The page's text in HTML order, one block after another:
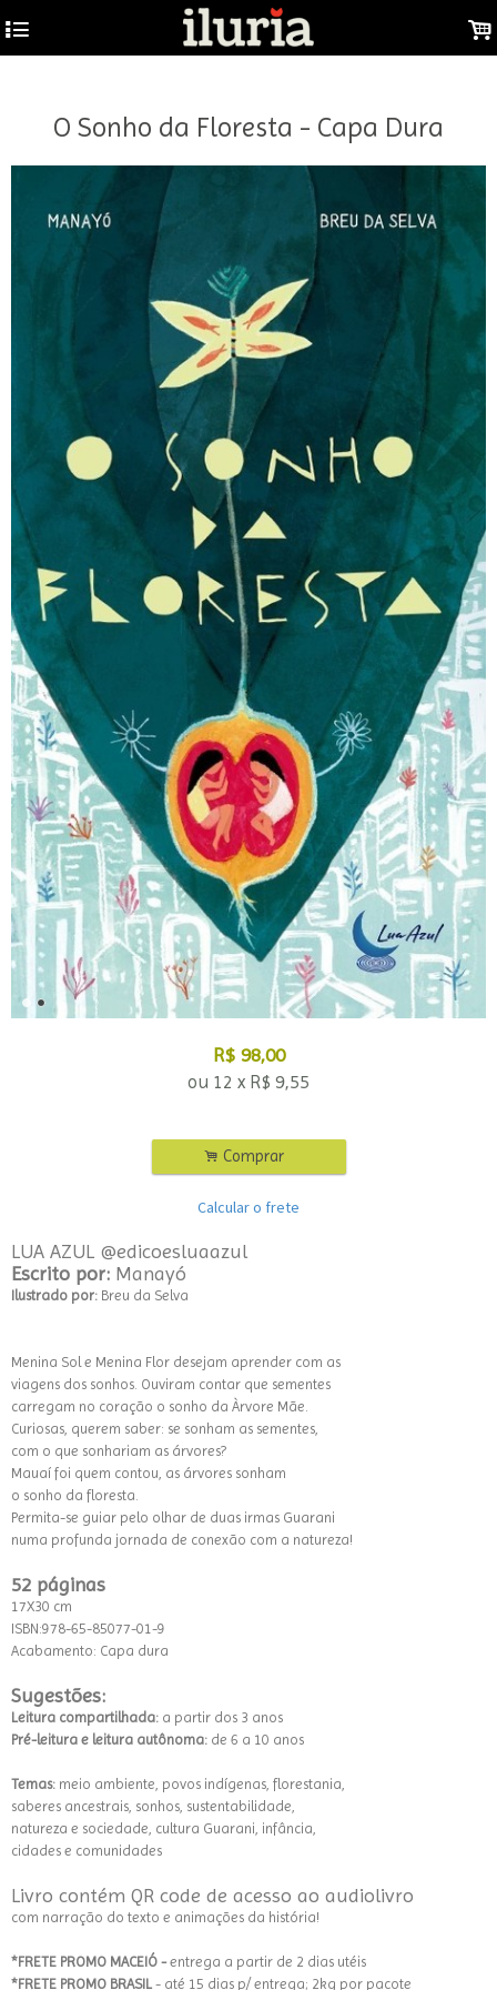
4 .
O Sonho da Floresta - Capa Dura
R$ 98,00
ou 12 x R$ 9,55
. Comprar
Calcular o frete
LUA AZUL @edicoesluaazul
Escrito por: Manayó
Ilustrado por: Breu da Selva
Menina Sol e Menina Flor desejam aprender com as
viagens dos sonhos. Ouviram contar que sementes
carregam no coração o sonho da Àrvore Mãe.
Curiosas, querem saber: se sonham as sementes,
com o que sonhariam as árvores?
Mauaí foi quem contou, as árvores sonham
o sonho da floresta.
Permita-se guiar pelo olhar de duas irmas Guarani
numa profunda jornada de conexão com a natureza!
52 páginas
17X30 cm
ISBN:978-65-85077-01-9
Acabamento: Capa dura
Sugestões:
Leitura compartilhada: a partir dos 3 anos
Pré-leitura e leitura autônoma: de 6 a 10 anos
Temas: meio ambiente, povos indígenas, florestania,
saberes ancestrais, sonhos, sustentabilidade,
natureza e sociedade, cultura Guarani, infância,
cidades e comunidades
Livro contém QR code de acesso ao audiolivro
com narração do texto e animações da história!
*FRETE PROMO MACEIÓ -entrega a partir de 2 dias utéis
*FRETE PROMO BRASIL - até 15 dias p/ entrega; 2kg por pacote